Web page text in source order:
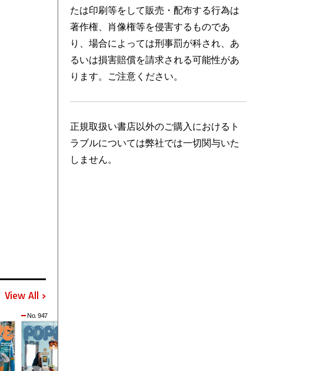
View All
No. 947
たは印刷等をして販売・配布する行為は
著作権、肖像権等を侵害するものであ
り、場合によっては刑事罰が科され、あ
るいは損害賠償を請求される可能性があ
ります。ご注意ください。
正規取扱い書店以外のご購入におけるト
ラブルについては弊社では一切関与いた
しません。